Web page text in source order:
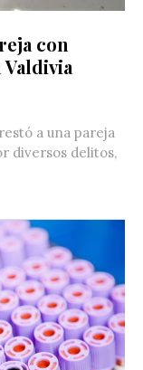
con
a una pareja
diversos delitos,